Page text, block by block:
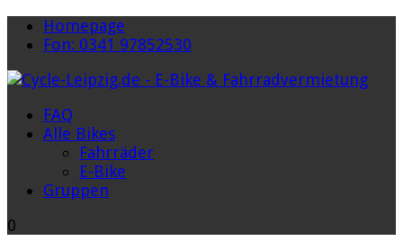
Homepage
Fon: 0341 97852530
FAQ
Alle Bikes
Fahrräder
E-Bike
Gruppen
0